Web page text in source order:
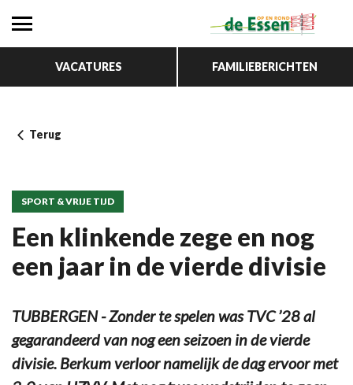
VACATURES FAMILIEBERICHTEN
Terug
SPORT & VRIJE TIJD
Een klinkende zege en nog
een jaar in de vierde divisie
TUBBERGEN - Zonder te spelen was TVC ’28 al
gegarandeerd van nog een seizoen in de vierde
divisie. Berkum verloor namelijk de dag ervoor met